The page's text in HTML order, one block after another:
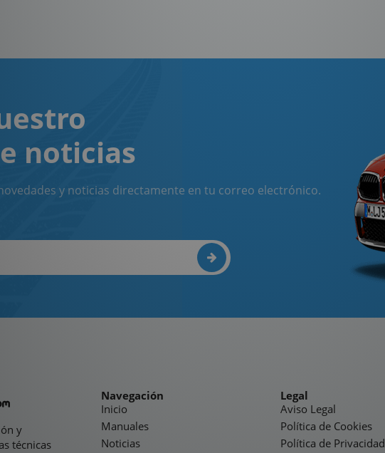
noticias
y noticias directamente en tu correo electrónico.
y
técnicas
Navegación
Inicio
Manuales
Noticias
Legal
Aviso Legal
Política de Cookies
Política de Privacidad